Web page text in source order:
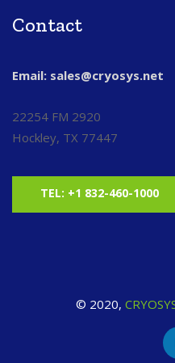
Contact
Email: sales@cryosys.net
22254 FM 2920
Hockley, TX 77447
TEL: +1 832-460-1000
© 2020,